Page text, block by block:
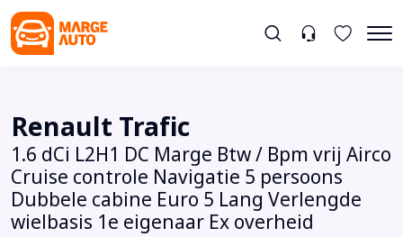
Renault Trafic
1.6 dCi L2H1 DC Marge Btw / Bpm vrij Airco
Cruise controle Navigatie 5 persoons
Dubbele cabine Euro 5 Lang Verlengde
wielbasis 1e eigenaar Ex overheid